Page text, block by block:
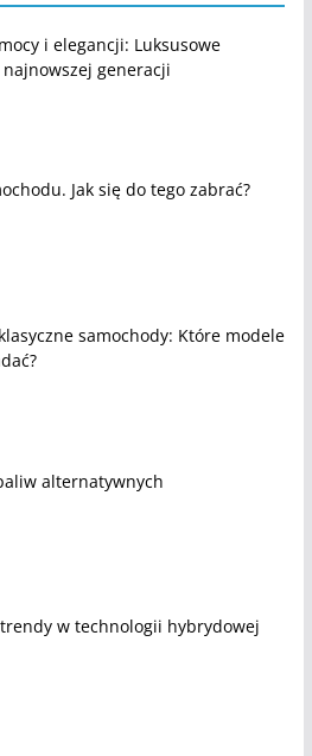
i elegancji: Luksusowe
generacji
Jak się do tego zabrać?
samochody: Które modele
alternatywnych
w technologii hybrydowej